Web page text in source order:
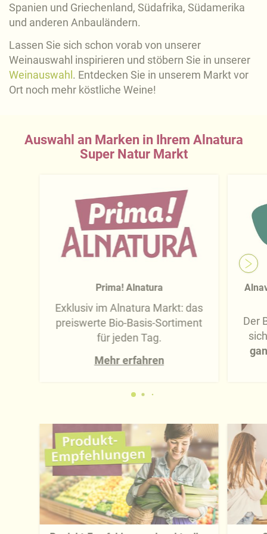
Impressum.
Spanien und Griechenland, Südafrika, Südamerika
und anderen Anbauländern.
Lassen Sie sich schon vorab von unserer
Weinauswahl inspirieren und stöbern Sie in unserer
Weinauswahl . Entdecken Sie in unserem Markt vor
Ort noch mehr köstliche Weine!
Auswahl an Marken in Ihrem Alnatura
Super Natur Markt
Prima! Alnatura
Exklusiv im Alnatura Markt: das
preiswerte Bio-Basis-Sortiment
für jeden Tag.
Mehr erfahren
Der